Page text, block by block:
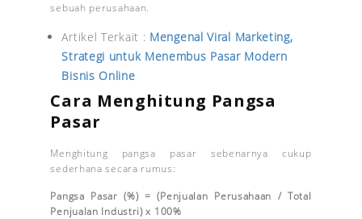
sebuah perusahaan.
Artikel Terkait : Mengenal Viral Marketing,
Strategi untuk Menembus Pasar Modern
Bisnis Online
Cara Menghitung Pangsa
Pasar
Menghitung pangsa pasar sebenarnya cukup
sederhana secara rumus:
Pangsa Pasar (%) = (Penjualan Perusahaan / Total
Penjualan Industri) x 100%